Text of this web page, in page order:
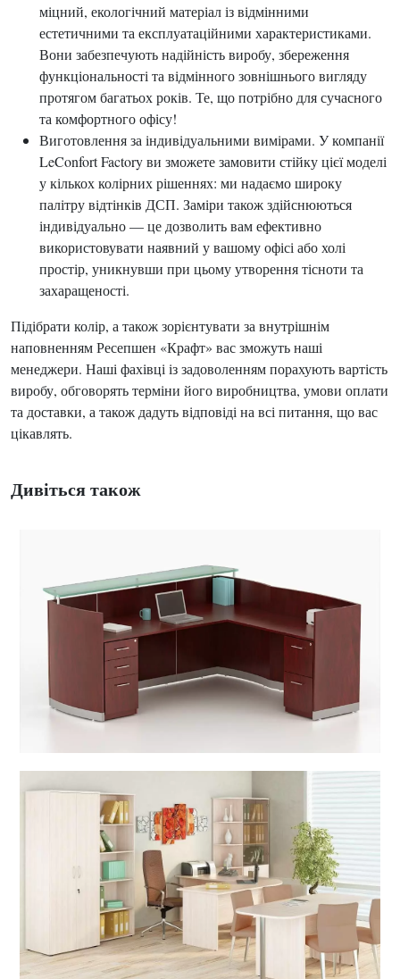
міцний, екологічний матеріал із відмінними
естетичними та експлуатаційними характеристиками.
Вони забезпечують надійність виробу, збереження
функціональності та відмінного зовнішнього вигляду
протягом багатьох років. Те, що потрібно для сучасного
та комфортного офісу!
Виготовлення за індивідуальними вимірами. У компанії
LeConfort Factory ви зможете замовити стійку цієї моделі
у кількох колірних рішеннях: ми надаємо широку
палітру відтінків ДСП. Заміри також здійснюються
індивідуально — це дозволить вам ефективно
використовувати наявний у вашому офісі або холі
простір, уникнувши при цьому утворення тісноти та
захаращеності.
Підібрати колір, а також зорієнтувати за внутрішнім
наповненням Ресепшен «Крафт» вас зможуть наші
менеджери. Наші фахівці із задоволенням порахують вартість
виробу, обговорять терміни його виробництва, умови оплати
та доставки, а також дадуть відповіді на всі питання, що вас
цікавлять.
Дивіться також